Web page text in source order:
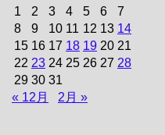
1
2 3 4 5 6
7
8
9 10 11 12 13 14
15 16 17 18 19 20 21
22 23 24 25 26 27 28
29 30 31
« 12月
2月 »